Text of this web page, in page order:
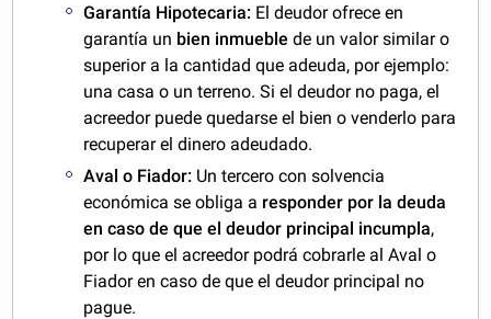
Garantía Hipotecaria: El deudor ofrece en
garantía un bien inmueble de un valor similar o
superior a la cantidad que adeuda, por ejemplo:
una casa o un terreno. Si el deudor no paga, el
acreedor puede quedarse el bien o venderlo para
recuperar el dinero adeudado.
Aval o Fiador: Un tercero con solvencia
económica se obliga a responder por la deuda
en caso de que el deudor principal incumpla,
por lo que el acreedor podrá cobrarle al Aval o
Fiador en caso de que el deudor principal no
pague.